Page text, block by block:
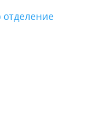
отделение